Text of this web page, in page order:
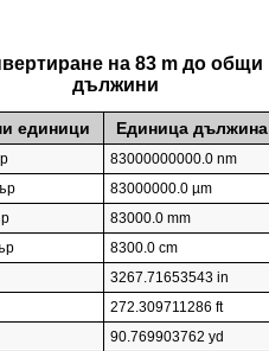
на 83 m до общи
дължини
единици Единица дължина
83000000000.0 nm
83000000.0 µm
83000.0 mm
8300.0 cm
3267.71653543 in
272.309711286 ft
90.769903762 yd